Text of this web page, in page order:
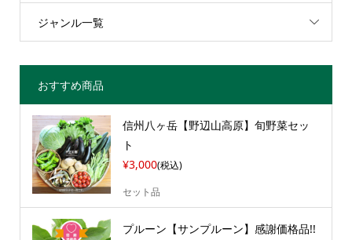
ジャンル一覧
おすすめ商品
信州八ヶ岳【野辺山高原】旬野菜セッ
ト
¥3,000(税込)
セット品
プルーン【サンプルーン】感謝価格品!!